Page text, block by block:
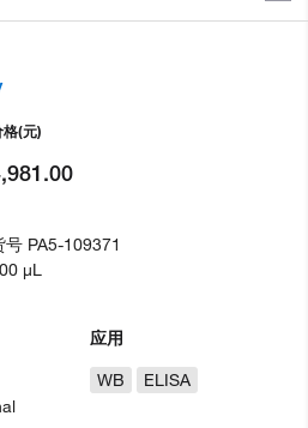
应用
WB
ELISA
格(元)
号 PA5-109371
µL